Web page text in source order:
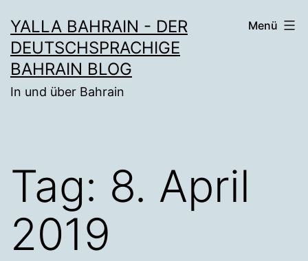
Inhalt
springen
YALLA BAHRAIN - DER
DEUTSCHSPRACHIGE
BAHRAIN BLOG
In und über Bahrain
Menü
Tag: 8. April
2019